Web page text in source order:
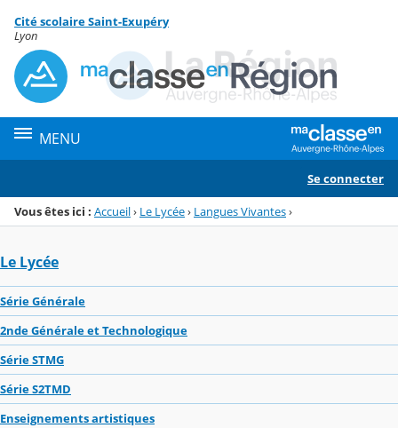
Menu de la rubrique
Contenu
Cité scolaire Saint-Exupéry
Lyon
MENU
Se connecter
Vous êtes ici : Accueil› Le Lycée› Langues Vivantes›
Le Lycée
Série Générale
2nde Générale et Technologique
Série STMG
Série S2TMD
Enseignements artistiques